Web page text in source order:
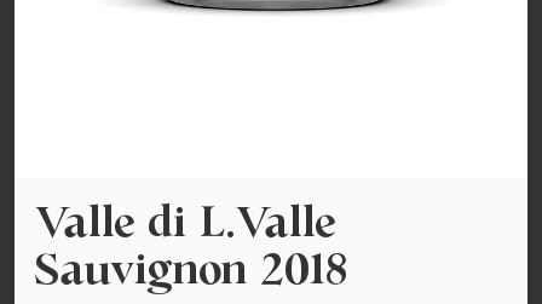
Valle di L.Valle
Sauvignon 2018